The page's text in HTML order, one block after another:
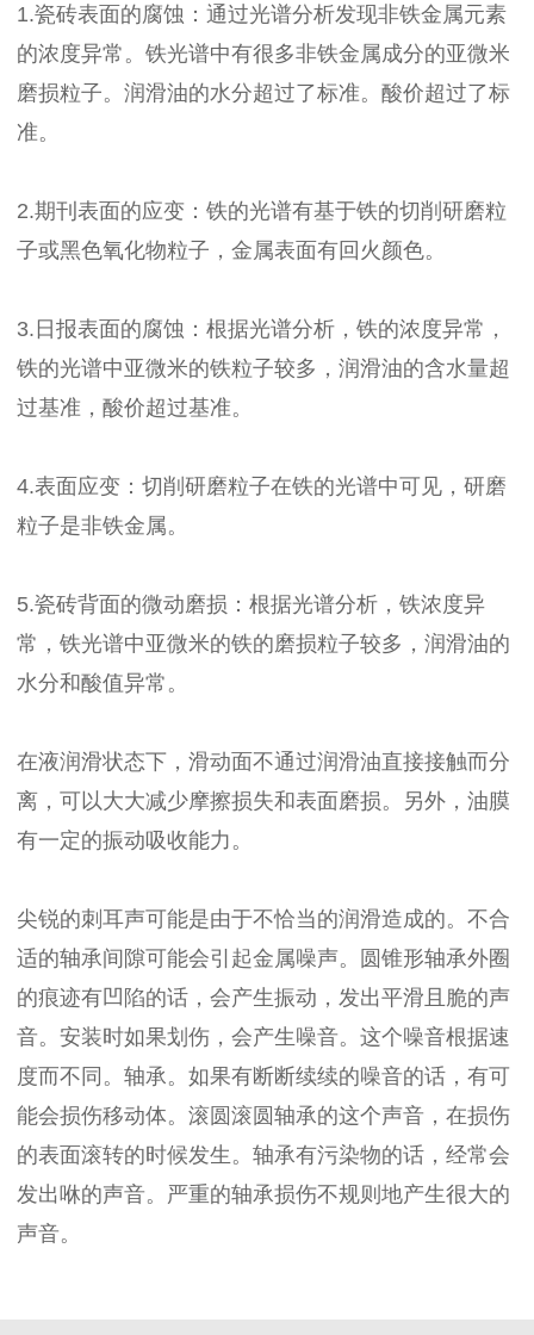
1.瓷砖表面的腐蚀：通过光谱分析发现非铁金属元素
的浓度异常。铁光谱中有很多非铁金属成分的亚微米
磨损粒子。润滑油的水分超过了标准。酸价超过了标
准。
2.期刊表面的应变：铁的光谱有基于铁的切削研磨粒
子或黑色氧化物粒子，金属表面有回火颜色。
3.日报表面的腐蚀：根据光谱分析，铁的浓度异常，
铁的光谱中亚微米的铁粒子较多，润滑油的含水量超
过基准，酸价超过基准。
4.表面应变：切削研磨粒子在铁的光谱中可见，研磨
粒子是非铁金属。
5.瓷砖背面的微动磨损：根据光谱分析，铁浓度异
常，铁光谱中亚微米的铁的磨损粒子较多，润滑油的
水分和酸值异常。
在液润滑状态下，滑动面不通过润滑油直接接触而分
离，可以大大减少摩擦损失和表面磨损。另外，油膜
有一定的振动吸收能力。
尖锐的刺耳声可能是由于不恰当的润滑造成的。不合
适的轴承间隙可能会引起金属噪声。圆锥形轴承外圈
的痕迹有凹陷的话，会产生振动，发出平滑且脆的声
音。安装时如果划伤，会产生噪音。这个噪音根据速
度而不同。轴承。如果有断断续续的噪音的话，有可
能会损伤移动体。滚圆滚圆轴承的这个声音，在损伤
的表面滚转的时候发生。轴承有污染物的话，经常会
发出咻的声音。严重的轴承损伤不规则地产生很大的
声音。